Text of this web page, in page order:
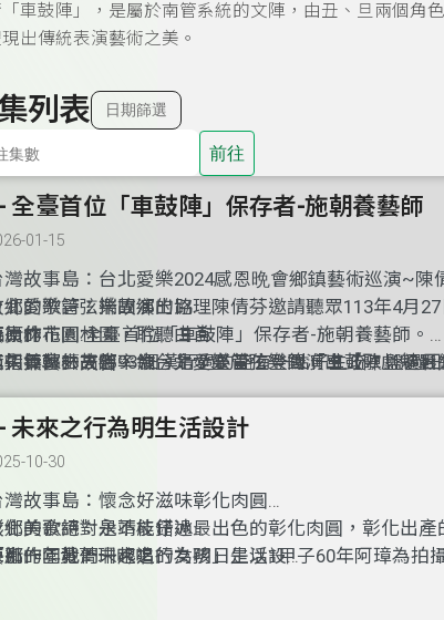
車鼓陣」，是屬於南管系統的文陣，由丑、旦兩個角
出傳統表演藝術之美。
列表 日期篩選
前往
全臺首位「車鼓陣」保存者-施朝養藝師
01-15
灣故事島：台北愛樂2024感恩晩會鄉鎮藝術巡演~陳
北愛樂管弦樂團演出協理陳倩芬邀請聽眾113年4月
員林市圓林園，耹聽由首
指揮家林天吉率領台北愛樂管弦樂團演出【歌劇魅
曲】【冰雪奇緣組曲】等等繪炙人口的歌曲弦律。
鄉的歌詩：揣故鄉的路
原作
久無轉去故鄉， 細漢行過的路有一點仔生疏，盤過
毛塗柱真大箍，
速公路的交流路口，迵入過去阮兜的田園，揣無阿母
。
術的花園:全臺首位「車鼓陣」保存者-施朝養藝師。
朝養藝師高齡93歲，是全臺首位登錄「車鼓陣」項
縣車鼓陣表演藝術代表人物，生長於和美鎮雅溝里
陣」，是屬於南管系統的文陣，由丑、旦兩個角色藉
的形式呈現，「車鼓陣」反映出在地生活型態，體現
未來之行為明生活設計
10-30
灣故事島：懷念好滋味彰化肉圓
化美食絕對是不能錯過最出色的彰化肉圓，彰化出產
那一年我們一起追的女孩」是以1甲子60年阿璋為拍
外，曾為國宴指定美食。目前傳至第二代，其60年
鄉的歌詩：永靖枝仔冰
胤作 黃菁珊吟唱
是一支永靖枝仔冰 請你毋通笑阮冷冷𠕇𠕇 阮心肝
術的園地：未來之行為明日生活設
對AI人工智能，你是否感受到面臨著許多挑戰和變革